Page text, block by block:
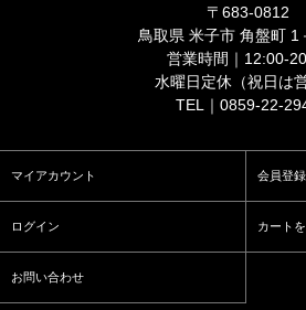
〒683-0812
鳥取県 米子市 角盤町 1
営業時間｜12:00-
水曜日定休（祝日は営
TEL｜0859-22-
マイアカウント 会員登録
ログイン カート
お問い合わせ